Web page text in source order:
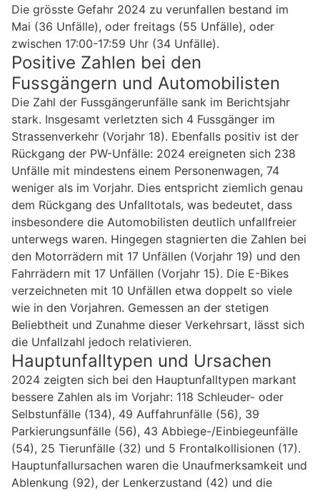
Die grösste Gefahr 2024 zu verunfallen bestand im
Mai (36 Unfälle), oder freitags (55 Unfälle), oder
zwischen 17:00-17:59 Uhr (34 Unfälle).
Positive Zahlen bei den
Fussgängern und Automobilisten
Die Zahl der Fussgängerunfälle sank im Berichtsjahr
stark. Insgesamt verletzten sich 4 Fussgänger im
Strassenverkehr (Vorjahr 18). Ebenfalls positiv ist der
Rückgang der PW-Unfälle: 2024 ereigneten sich 238
Unfälle mit mindestens einem Personenwagen, 74
weniger als im Vorjahr. Dies entspricht ziemlich genau
dem Rückgang des Unfalltotals, was bedeutet, dass
insbesondere die Automobilisten deutlich unfallfreier
unterwegs waren. Hingegen stagnierten die Zahlen bei
den Motorrädern mit 17 Unfällen (Vorjahr 19) und den
Fahrrädern mit 17 Unfällen (Vorjahr 15). Die E-Bikes
verzeichneten mit 10 Unfällen etwa doppelt so viele
wie in den Vorjahren. Gemessen an der stetigen
Beliebtheit und Zunahme dieser Verkehrsart, lässt sich
die Unfallzahl jedoch relativieren.
Hauptunfalltypen und Ursachen
2024 zeigten sich bei den Hauptunfalltypen markant
bessere Zahlen als im Vorjahr: 118 Schleuder- oder
Selbstunfälle (134), 49 Auffahrunfälle (56), 39
Parkierungsunfälle (56), 43 Abbiege-/Einbiegeunfälle
(54), 25 Tierunfälle (32) und 5 Frontalkollisionen (17).
Hauptunfallursachen waren die Unaufmerksamkeit und
Ablenkung (92), der Lenkerzustand (42) und die